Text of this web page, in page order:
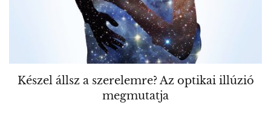
Készel állsz a szerelemre? Az optikai illúzió
megmutatja